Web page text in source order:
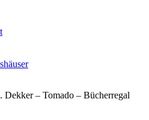
Dekker – Tomado – Bücherregal